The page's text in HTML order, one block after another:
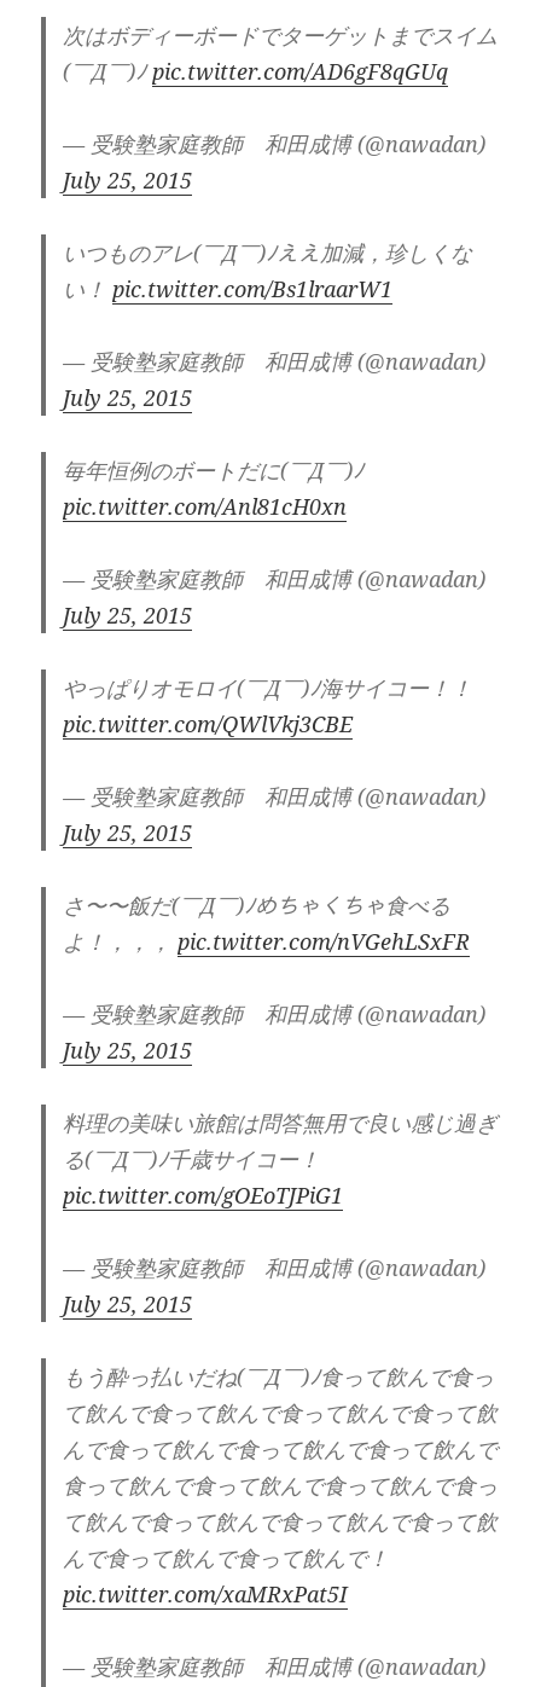
次はボディーボードでターゲットまでスイム
(￣Д￣)ﾉpic.twitter.com/AD6gF8qGUq
— 受験塾家庭教師 和田成博 (@nawadan)
July 25, 2015
いつものアレ(￣Д￣)ﾉええ加減，珍しくな
い！pic.twitter.com/Bs1lraarW1
— 受験塾家庭教師 和田成博 (@nawadan)
July 25, 2015
毎年恒例のボートだに(￣Д￣)ﾉ
pic.twitter.com/Anl81cH0xn
— 受験塾家庭教師 和田成博 (@nawadan)
July 25, 2015
やっぱりオモロイ(￣Д￣)ﾉ海サイコー！！
pic.twitter.com/QWlVkj3CBE
— 受験塾家庭教師 和田成博 (@nawadan)
July 25, 2015
さ〜〜飯だ(￣Д￣)ﾉめちゃくちゃ食べる
よ！，，，pic.twitter.com/nVGehLSxFR
— 受験塾家庭教師 和田成博 (@nawadan)
July 25, 2015
料理の美味い旅館は問答無用で良い感じ過ぎ
る(￣Д￣)ﾉ千歳サイコー！
pic.twitter.com/gOEoTJPiG1
— 受験塾家庭教師 和田成博 (@nawadan)
July 25, 2015
もう酔っ払いだね(￣Д￣)ﾉ食って飲んで食っ
て飲んで食って飲んで食って飲んで食って飲
んで食って飲んで食って飲んで食って飲んで
食って飲んで食って飲んで食って飲んで食っ
て飲んで食って飲んで食って飲んで食って飲
んで食って飲んで食って飲んで！
pic.twitter.com/xaMRxPat5I
— 受験塾家庭教師 和田成博 (@nawadan)